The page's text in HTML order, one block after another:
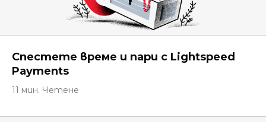
Спестете време и пари с Lightspeed
Payments
11 мин. Четене